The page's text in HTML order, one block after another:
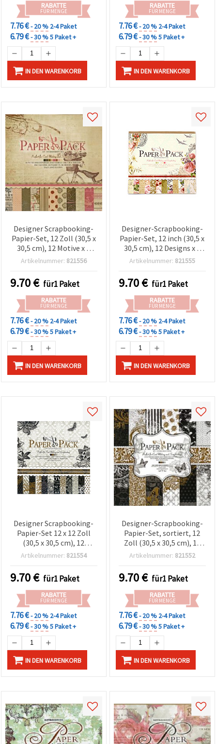
RABATTE
FÜR MENGE
7.76 €- 20 % 2-4 Paket
6.79 €- 30 %5 Paket +
IN DEN WARENKORB
RABATTE
FÜR MENGE
7.76 €- 20 % 2-4 Paket
6.79 €- 30 %5 Paket +
IN DEN WARENKORB
Designer Scrapbooking-
Papier-Set, 12 Zoll (30,5 x
30,5 cm), 12 Motive x 2
Bögen (sortiert) + 3
Artikelnummer: 821556
9.70€ für1 Paket
RABATTE
FÜR MENGE
7.76 €- 20 % 2-4 Paket
6.79 €- 30 %5 Paket +
IN DEN WARENKORB
Designer-Scrapbooking-
Papier-Set, 12 inch (30,5 x
30,5 cm), 12 Designs x 2
Bögen, plus 3 Die-Cut-
Artikelnummer: 821555
9.70€ für1 Paket
RABATTE
FÜR MENGE
7.76 €- 20 % 2-4 Paket
6.79 €- 30 %5 Paket +
IN DEN WARENKORB
Designer Scrapbooking-
Papier-Set 12 x 12 Zoll
(30,5 x 30,5 cm), 12
Designs x 2 Bögen je
Artikelnummer: 821554
9.70€ für1 Paket
RABATTE
FÜR MENGE
7.76 €- 20 % 2-4 Paket
6.79 €- 30 %5 Paket +
IN DEN WARENKORB
Designer-Scrapbooking-
Papier-Set, sortiert, 12
Zoll (30,5 x 30,5 cm), 12
Designs je 2 Bögen + 3
Artikelnummer: 821552
9.70€ für1 Paket
RABATTE
FÜR MENGE
7.76 €- 20 % 2-4 Paket
6.79 €- 30 %5 Paket +
IN DEN WARENKORB